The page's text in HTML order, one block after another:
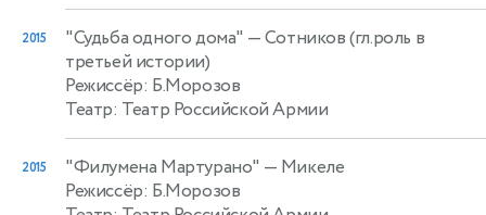
2015 "Судьба одного дома" — Сотников (гл.роль в
третьей истории)
Режиссёр: Б.Морозов
Театр: Театр Российской Армии
2015 "Филумена Мартурано" — Микеле
Режиссёр: Б.Морозов